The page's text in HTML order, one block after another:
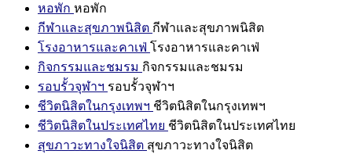
หอพัก หอพัก
กีฬาและสุขภาพนิสิต กีฬาและสุขภาพนิสิต
โรงอาหารและคาเฟ่ โรงอาหารและคาเฟ่
กิจกรรมและชมรม กิจกรรมและชมรม
รอบรั้วจุฬาฯ รอบรั้วจุฬาฯ
ชีวิตนิสิตในกรุงเทพฯ ชีวิตนิสิตในกรุงเทพฯ
ชีวิตนิสิตในประเทศไทย ชีวิตนิสิตในประเทศไทย
สุขภาวะทางใจนิสิต สุขภาวะทางใจนิสิต